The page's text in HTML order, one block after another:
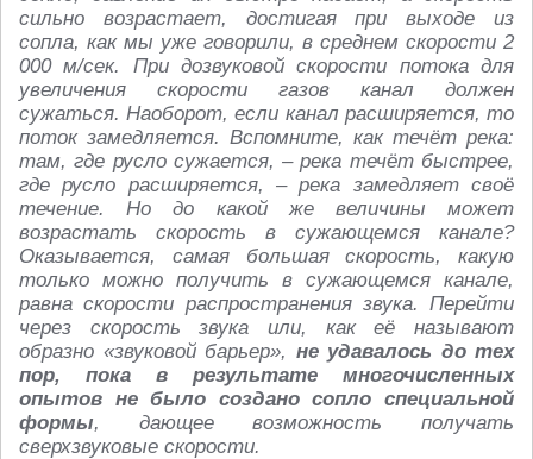
сильно возрастает, достигая при выходе из
сопла, как мы уже говорили, в среднем скорости 2
000 м/сек. При дозвуковой скорости потока для
увеличения скорости газов канал должен
сужаться. Наоборот, если канал расширяется, то
поток замедляется. Вспомните, как течёт река:
там, где русло сужается, – река течёт быстрее,
где русло расширяется, – река замедляет своё
течение. Но до какой же величины может
возрастать скорость в сужающемся канале?
Оказывается, самая большая скорость, какую
только можно получить в сужающемся канале,
равна скорости распространения звука. Перейти
через скорость звука или, как её называют
образно «звуковой барьер», не удавалось до тех
пор, пока в результате многочисленных
опытов не было создано сопло специальной
формы, дающее возможность получать
сверхзвуковые скорости.